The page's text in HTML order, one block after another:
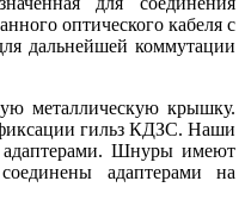
оптического кабеля с
дальнейшей коммутации
металлическую крышку.
гильз КДЗС. Наши
Шнуры имеют
адаптерами на